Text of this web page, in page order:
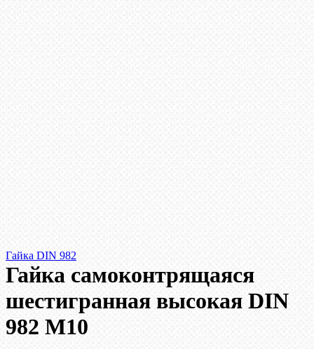
Гайка DIN 982
Гайка самоконтрящаяся
шестигранная высокая DIN
982 М10